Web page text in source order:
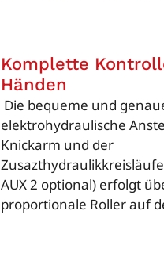
Komplette
Händen
Die bequeme und
elektrohydraulische
Knickarm und der
AUX 2 optional) erfolgt
proportionale Roller auf